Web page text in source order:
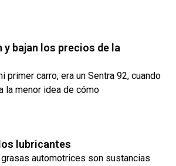
y bajan los precios de la
primer carro, era un Sentra 92, cuando
la menor idea de cómo
lubricantes
automotrices son sustancias